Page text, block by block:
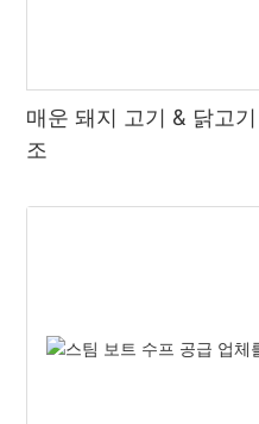
매운 돼지 고기 & 닭고
조